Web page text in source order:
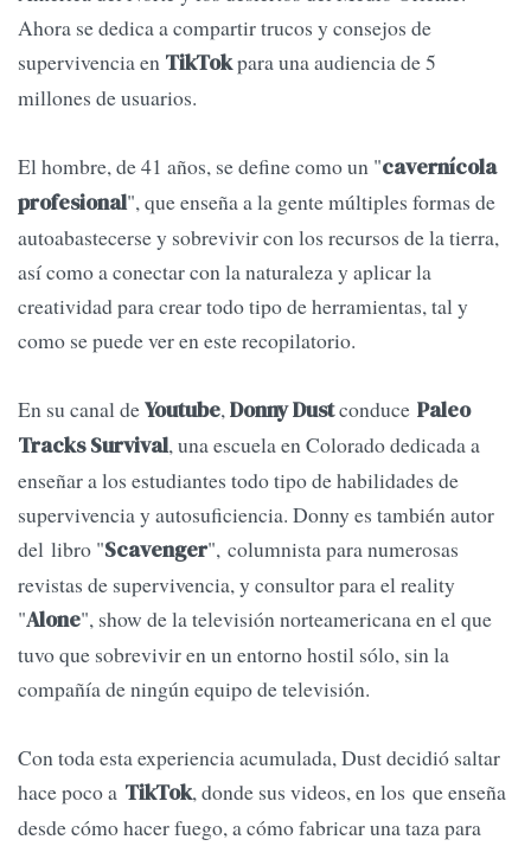
Ahora se dedica a compartir trucos y consejos de
supervivencia en TikTokpara una audiencia de 5
millones de usuarios.
El hombre, de 41 años, se define como un "cavernícola
profesional", que enseña a la gente múltiples formas de
autoabastecerse y sobrevivir con los recursos de la tierra,
así como a conectar con la naturaleza y aplicar la
creatividad para crear todo tipo de herramientas, tal y
como se puede ver en este recopilatorio.
En su canal deYoutube,Donny Dustconduce Paleo
Tracks Survival, una escuela en Colorado dedicada a
enseñar a los estudiantes todo tipo de habilidades de
supervivencia y autosuficiencia. Donny es también autor
del libro "Scavenger", columnista para numerosas
revistas de supervivencia, y consultor para el reality
"Alone", show de la televisión norteamericana en el que
tuvo que sobrevivir en un entorno hostil sólo, sin la
compañía de ningún equipo de televisión.
Con toda esta experiencia acumulada, Dust decidió saltar
hace poco a TikTok, donde sus videos, en los que enseña
desde cómo hacer fuego, a cómo fabricar una taza para